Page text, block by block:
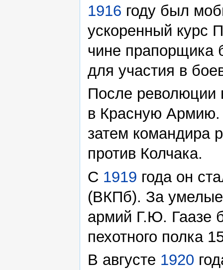
1916 году был
ускоренный курс
чине прапорщика
для участия в
После революции
в Красную Армию.
затем командира
против Колчака.
С 1919 года он
(ВКПб). За
армий Г.Ю. Гаазе
пехотного полка
В августе 1920